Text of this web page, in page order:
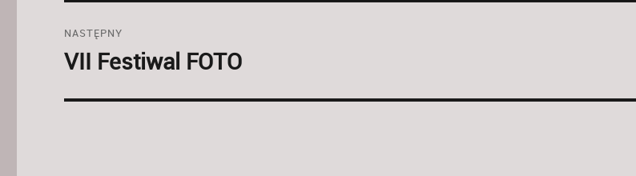
NASTĘPNY
Następny
VII Festiwal FOTO